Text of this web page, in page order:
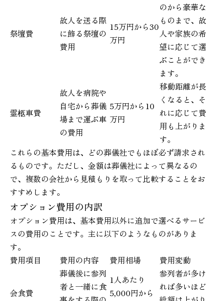
祭壇費
故人を送る際
に飾る祭壇の
費用
15万円から30
万円
のから豪華な
ものまで、故
人や家族の希
望に応じて選
ぶことができ
ます。
霊柩車費
故人を病院や
自宅から葬儀
場まで運ぶ車
の費用
5万円から10
万円
移動距離が長
くなると、そ
れに応じて費
用も上がりま
す。
これらの基本費用は、どの葬儀社でもほぼ必ず請求され
るものです。ただし、金額は葬儀社によって異なるの
で、複数の会社から見積もりを取って比較することをお
すすめします。
オプション費用の内訳
オプション費用は、基本費用以外に追加で選べるサービ
スの費用のことです。主に以下のようなものがありま
す。
費用項目
費用の内容 費用相場 費用変動
会食費
葬儀後に参列
者と一緒に食
1人あたり
5,000円から
参列者が多け
れば多いほど